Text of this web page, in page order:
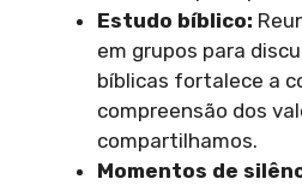
Estudo bíblico:
em grupos para
bíblicas fortalece a
compreensão dos
compartilhamos.
Momentos de